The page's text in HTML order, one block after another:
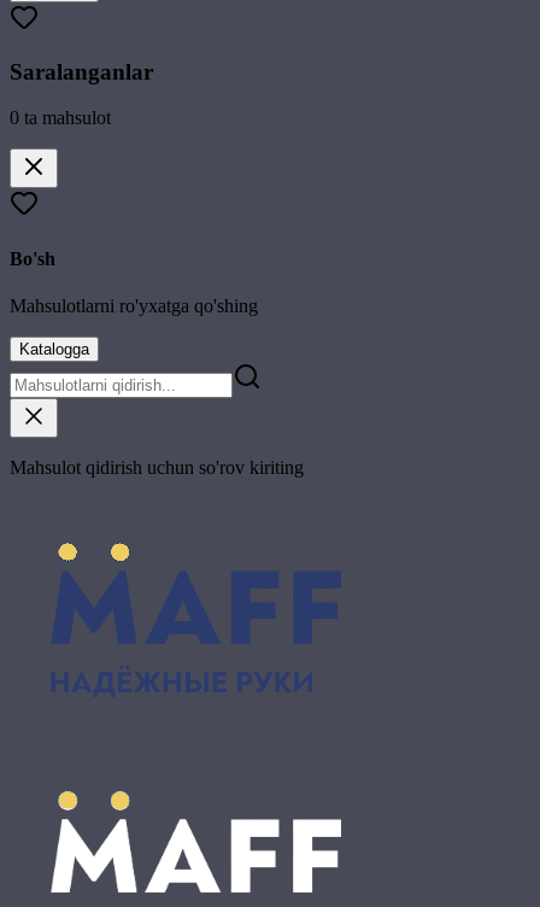
Saralanganlar
0 ta mahsulot
Bo'sh
Mahsulotlarni ro'yxatga qo'shing
Katalogga
Mahsulot qidirish uchun so'rov kiriting